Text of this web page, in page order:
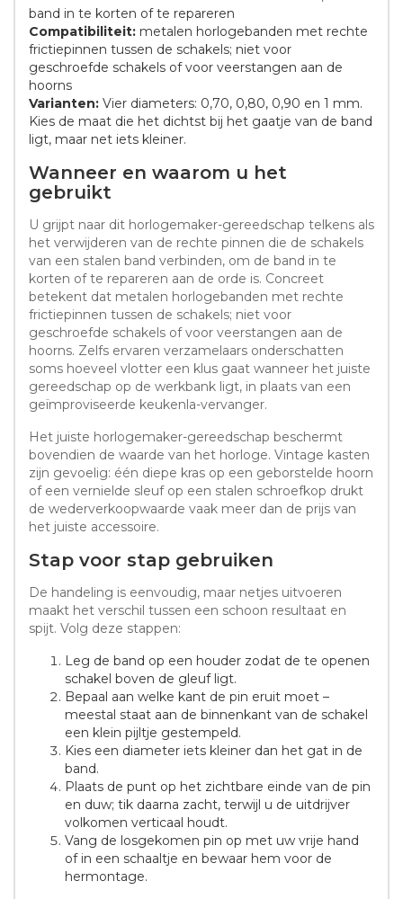
band in te korten of te repareren
Compatibiliteit: metalen horlogebanden met rechte
frictiepinnen tussen de schakels; niet voor
geschroefde schakels of voor veerstangen aan de
hoorns
Varianten: Vier diameters: 0,70, 0,80, 0,90 en 1 mm.
Kies de maat die het dichtst bij het gaatje van de band
ligt, maar net iets kleiner.
Wanneer en waarom u het
gebruikt
U grijpt naar dit horlogemaker-gereedschap telkens als
het verwijderen van de rechte pinnen die de schakels
van een stalen band verbinden, om de band in te
korten of te repareren aan de orde is. Concreet
betekent dat metalen horlogebanden met rechte
frictiepinnen tussen de schakels; niet voor
geschroefde schakels of voor veerstangen aan de
hoorns. Zelfs ervaren verzamelaars onderschatten
soms hoeveel vlotter een klus gaat wanneer het juiste
gereedschap op de werkbank ligt, in plaats van een
geïmproviseerde keukenla-vervanger.
Het juiste horlogemaker-gereedschap beschermt
bovendien de waarde van het horloge. Vintage kasten
zijn gevoelig: één diepe kras op een geborstelde hoorn
of een vernielde sleuf op een stalen schroefkop drukt
de wederverkoopwaarde vaak meer dan de prijs van
het juiste accessoire.
Stap voor stap gebruiken
De handeling is eenvoudig, maar netjes uitvoeren
maakt het verschil tussen een schoon resultaat en
spijt. Volg deze stappen:
Leg de band op een houder zodat de te openen
schakel boven de gleuf ligt.
Bepaal aan welke kant de pin eruit moet –
meestal staat aan de binnenkant van de schakel
een klein pijltje gestempeld.
Kies een diameter iets kleiner dan het gat in de
band.
Plaats de punt op het zichtbare einde van de pin
en duw; tik daarna zacht, terwijl u de uitdrijver
volkomen verticaal houdt.
Vang de losgekomen pin op met uw vrije hand
of in een schaaltje en bewaar hem voor de
hermontage.